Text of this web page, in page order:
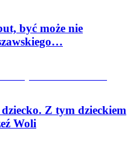
być może nie
Z tym dzieckiem
Woli